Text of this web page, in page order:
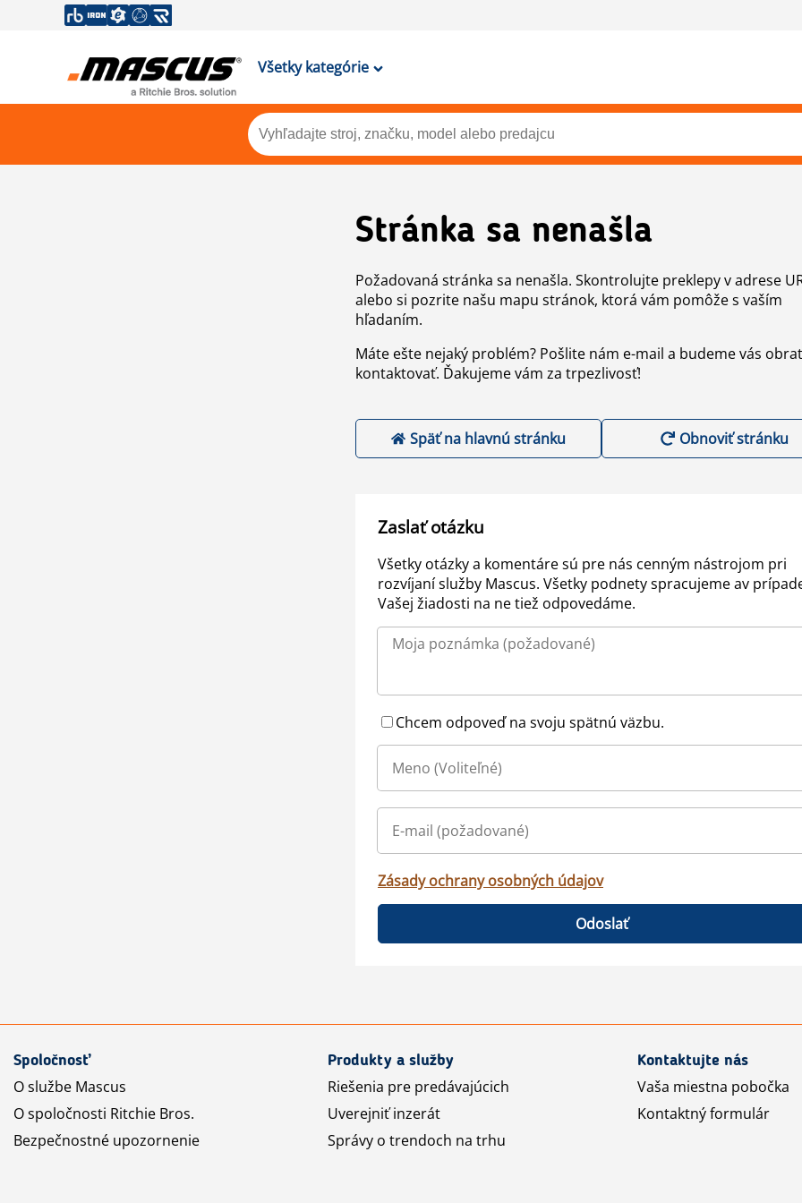
Všetky kategórie
Stránka sa nenašla
Požadovaná stránka sa nenašla. Skontrolujte preklepy v adrese
alebo si pozrite našu mapu stránok, ktorá vám pomôže s vaším
hľadaním.
Máte ešte nejaký problém? Pošlite nám e-mail a budeme vás
kontaktovať. Ďakujeme vám za trpezlivosť!
Späť na hlavnú stránku Obnoviť stránku
Zaslať otázku
Všetky otázky a komentáre sú pre nás cenným nástrojom pri
rozvíjaní služby Mascus. Všetky podnety spracujeme av
Vašej žiadosti na ne tiež odpovedáme.
Chcem odpoveď na svoju spätnú väzbu.
Zásady ochrany osobných údajov
Odoslať
Spoločnosť
O službe Mascus
O spoločnosti Ritchie Bros.
Bezpečnostné upozornenie
Produkty a služby
Riešenia pre predávajúcich
Uverejniť inzerát
Správy o trendoch na trhu
Kontaktujte nás
Vaša miestna pobočka
Kontaktný formulár